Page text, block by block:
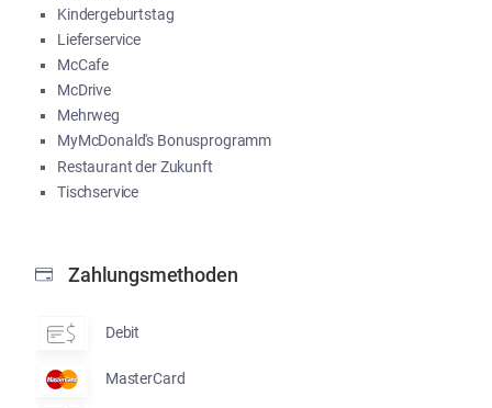
Kindergeburtstag
Lieferservice
McCafe
McDrive
Mehrweg
MyMcDonald's Bonusprogramm
Restaurant der Zukunft
Tischservice
Zahlungsmethoden
Debit
MasterCard